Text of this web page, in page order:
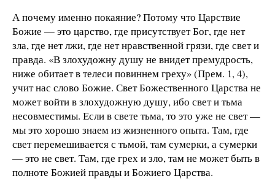
А почему именно покаяние? Потому что Царствие
Божие — это царство, где присутствует Бог, где нет
зла, где нет лжи, где нет нравственной грязи, где свет и
правда. «В злохудожну душу не внидет премудрость,
ниже обитает в телеси повиннем греху» (Прем. 1, 4),
учит нас слово Божие. Свет Божественного Царства не
может войти в злохудожную душу, ибо свет и тьма
несовместимы. Если в свете тьма, то это уже не свет —
мы это хорошо знаем из жизненного опыта. Там, где
свет перемешивается с тьмой, там сумерки, а сумерки
— это не свет. Там, где грех и зло, там не может быть в
полноте Божией правды и Божиего Царства.